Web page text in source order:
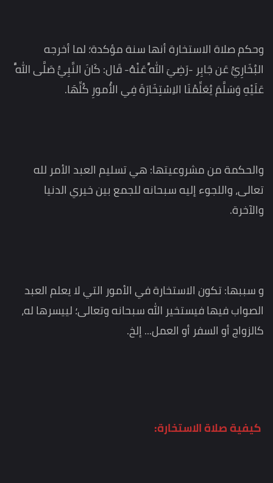
وحكم صلاة الاستخارة أنها سنة مؤكدة؛ لما أخرجه
البُخَارِيُّ عَن جَابِر -رَضِيَ اللَّهُ عَنْهُ- قَال: كَانَ النَّبِيُّ صَلَّى اللَّهُ
عَلَيْهِ وَسَلَّمَ يُعَلِّمُنَا الاِسْتِخَارَةَ فِي الأُمورِ كُلِّهَا.
والحكمة من مشروعيتها: هي تسليم العبد الأمر لله
تعالى، واللجوء إليه سبحانه للجمع بين خيري الدنيا
والآخرة.
و سببها: تكون الاستخارة في الأمور التي لا يعلم العبد
الصواب فيها فيستخير الله سبحانه وتعالى؛ لييسرها له،
كالزواج أو السفر أو العمل... إلخ.
كيفية صلاة الاستخارة: